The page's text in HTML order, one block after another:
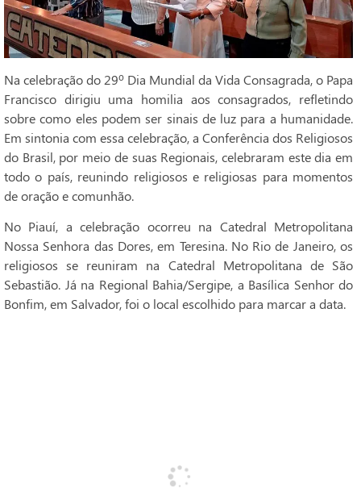
Na celebração do 29º Dia Mundial da Vida Consagrada, o Papa
Francisco dirigiu uma homilia aos consagrados, refletindo
sobre como eles podem ser sinais de luz para a humanidade.
Em sintonia com essa celebração, a Conferência dos Religiosos
do Brasil, por meio de suas Regionais, celebraram este dia em
todo o país, reunindo religiosos e religiosas para momentos
de oração e comunhão.
No Piauí, a celebração ocorreu na Catedral Metropolitana
Nossa Senhora das Dores, em Teresina. No Rio de Janeiro, os
religiosos se reuniram na Catedral Metropolitana de São
Sebastião. Já na Regional Bahia/Sergipe, a Basílica Senhor do
Bonfim, em Salvador, foi o local escolhido para marcar a data.